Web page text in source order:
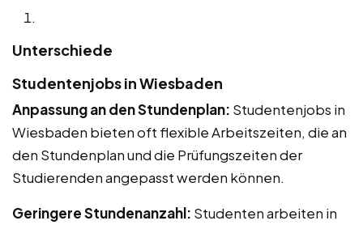
Unterschiede
Studentenjobs in Wiesbaden
Anpassung an den Stundenplan: Studentenjobs in
Wiesbaden bieten oft flexible Arbeitszeiten, die an
den Stundenplan und die Prüfungszeiten der
Studierenden angepasst werden können.
Geringere Stundenanzahl: Studenten arbeiten in